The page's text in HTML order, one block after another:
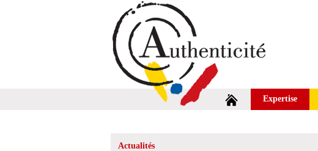
Expertise
Actualités